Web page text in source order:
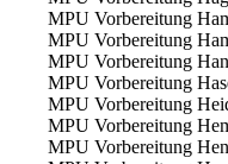
MPU Vorbereitung
MPU Vorbereitung
MPU Vorbereitung
MPU Vorbereitung
MPU Vorbereitung
MPU Vorbereitung
MPU Vorbereitung